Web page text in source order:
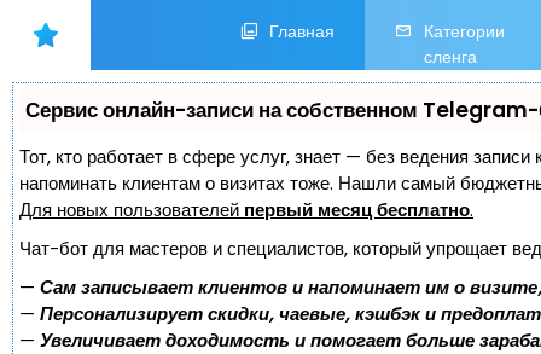
Главная
Категории
сленга
Сервис онлайн-записи на собственном
Тот, кто работает в сфере услуг, знает — без ведения
напоминать клиентам о визитах тоже. Нашли самый
Для новых пользователей первый месяц бесплатно.
Чат-бот для мастеров и специалистов, который упрощает
— Сам записывает клиентов и напоминает им о
— Персонализирует скидки, чаевые, кэшбэк и
— Увеличивает доходимость и помогает больше